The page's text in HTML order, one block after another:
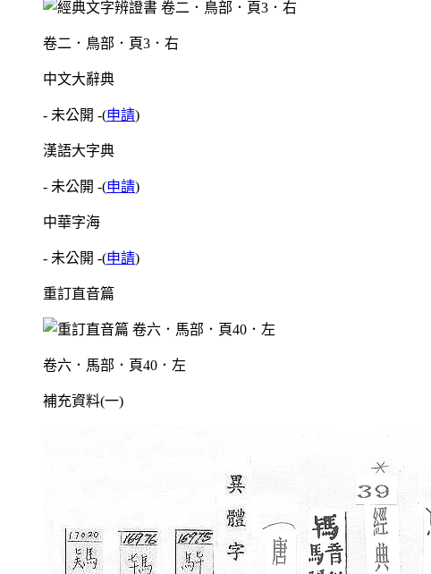
卷二．鳥部．頁3．右
中文大辭典
- 未公開 -(申請)
漢語大字典
- 未公開 -(申請)
中華字海
- 未公開 -(申請)
重訂直音篇
卷六．馬部．頁40．左
補充資料(一)